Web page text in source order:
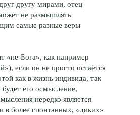
другу мирами, отец
не размышлять
самые разные веры
«не-Бога», как например
если он не просто остаётся
как в жизнь индивида, так
будет его осмысление,
нередко является
в более спонтанных, «диких»